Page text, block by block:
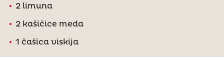
2 limuna
2 kašičice meda
1 čašica viskija